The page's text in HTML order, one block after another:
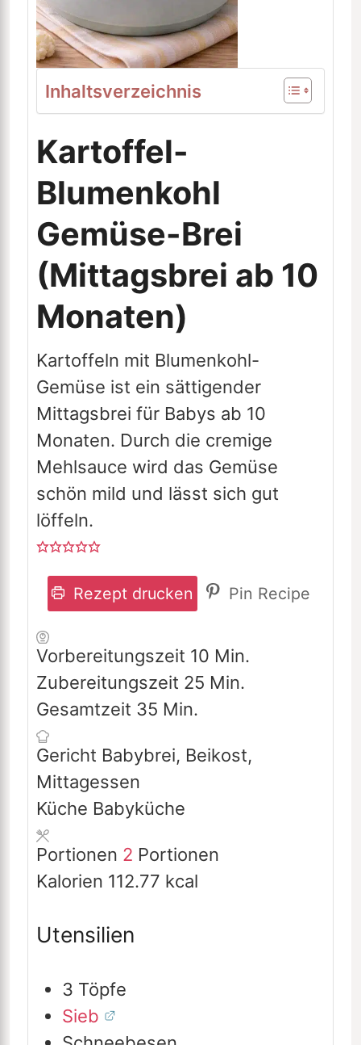
Inhaltsverzeichnis
Kartoffel-
Blumenkohl
Gemüse-Brei
(Mittagsbrei ab 10
Monaten)
Kartoffeln mit Blumenkohl-
Gemüse ist ein sättigender
Mittagsbrei für Babys ab 10
Monaten. Durch die cremige
Mehlsauce wird das Gemüse
schön mild und lässt sich gut
löffeln.
Rezept drucken Pin Recipe
Vorbereitungszeit 10Minuten
Min.
Zubereitungszeit 25Minuten
Min.
Gesamtzeit 35Minuten
Min.
Gericht Babybrei, Beikost,
Mittagessen
Küche Babyküche
Portionen 2 Portionen
Kalorien 112.77 kcal
Utensilien
3 Töpfe
Sieb